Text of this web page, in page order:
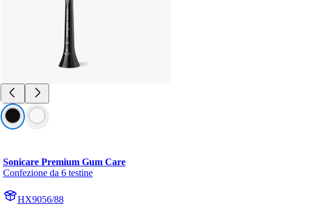
Sonicare Premium Gum Care
Confezione da 6 testine
HX9056/88